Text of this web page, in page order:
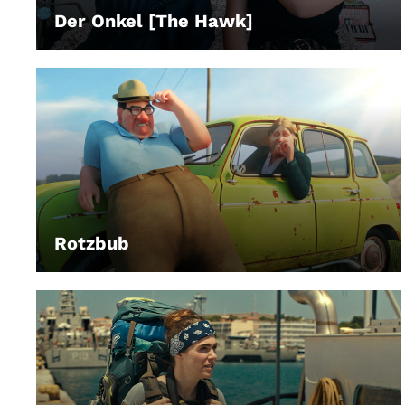
Der Onkel [The Hawk]
LEIHEN
Rotzbub
LEIHEN